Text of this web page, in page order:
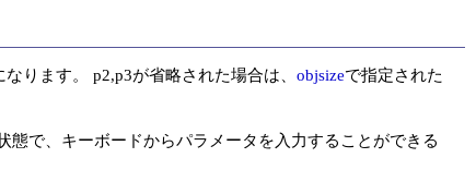
ります。 p2,p3が省略された場合は、 objsizeで指定された
で、キーボードからパラメータを入力することができる